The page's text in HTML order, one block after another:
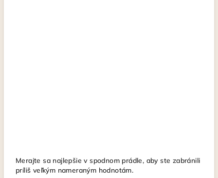
Merajte sa najlepšie v spodnom prádle, aby ste zabránili
príliš veľkým nameraným hodnotám.